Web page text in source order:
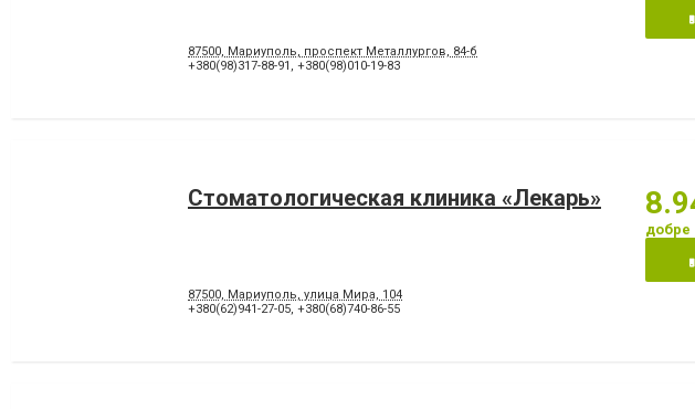
87500, Мариуполь, проспект Металлургов, 84-б
+380(98)317-88-91 , +380(98)010-19-83
Стоматологическая клиника «Лекарь»
87500, Мариуполь, улица Мира, 104
+380(62)941-27-05, +380(68)740-86-55
добре